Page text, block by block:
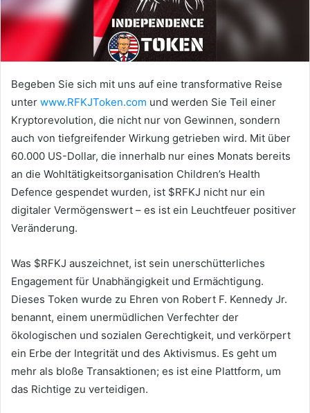
Begeben Sie sich mit uns auf eine transformative Reise
unter www.RFKJToken.com und werden Sie Teil einer
Kryptorevolution, die nicht nur von Gewinnen, sondern
auch von tiefgreifender Wirkung getrieben wird. Mit über
60.000 US-Dollar, die innerhalb nur eines Monats bereits
an die Wohltätigkeitsorganisation Children’s Health
Defence gespendet wurden, ist $RFKJ nicht nur ein
digitaler Vermögenswert – es ist ein Leuchtfeuer positiver
Veränderung.
Was $RFKJ auszeichnet, ist sein unerschütterliches
Engagement für Unabhängigkeit und Ermächtigung.
Dieses Token wurde zu Ehren von Robert F. Kennedy Jr.
benannt, einem unermüdlichen Verfechter der
ökologischen und sozialen Gerechtigkeit, und verkörpert
ein Erbe der Integrität und des Aktivismus. Es geht um
mehr als bloße Transaktionen; es ist eine Plattform, um
das Richtige zu verteidigen.